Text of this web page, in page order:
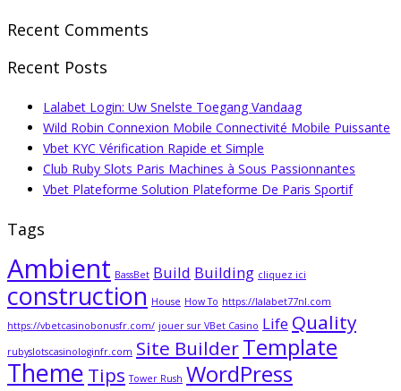
Recent Comments
Recent Posts
Lalabet Login: Uw Snelste Toegang Vandaag
Wild Robin Connexion Mobile Connectivité Mobile Puissante
Vbet KYC Vérification Rapide et Simple
Club Ruby Slots Paris Machines à Sous Passionnantes
Vbet Plateforme Solution Plateforme De Paris Sportif
Tags
Ambient BassBet Build Building cliquez ici
construction House How To https://lalabet77nl.com
https://vbetcasinobonusfr.com/ jouer sur VBet Casino Life Quality
rubyslotscasinologinfr.com Site BuilderTemplate
Theme Tips Tower Rush WordPress